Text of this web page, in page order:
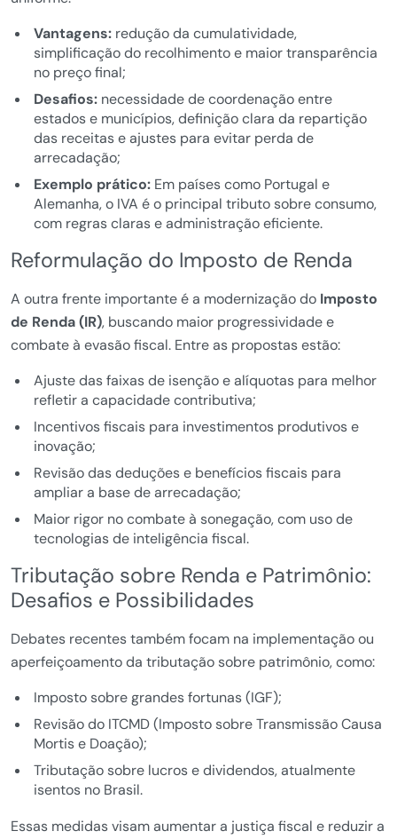
Vantagens:redução da cumulatividade,
simplificação do recolhimento e maior transparência
no preço final;
Desafios:necessidade de coordenação entre
estados e municípios, definição clara da repartição
das receitas e ajustes para evitar perda de
arrecadação;
Exemplo prático:Em países como Portugal e
Alemanha, o IVA é o principal tributo sobre consumo,
com regras claras e administração eficiente.
Reformulação do Imposto de Renda
A outra frente importante é a modernização do Imposto
de Renda (IR), buscando maior progressividade e
combate à evasão fiscal. Entre as propostas estão:
Ajuste das faixas de isenção e alíquotas para melhor
refletir a capacidade contributiva;
Incentivos fiscais para investimentos produtivos e
inovação;
Revisão das deduções e benefícios fiscais para
ampliar a base de arrecadação;
Maior rigor no combate à sonegação, com uso de
tecnologias de inteligência fiscal.
Tributação sobre Renda e Patrimônio:
Desafios e Possibilidades
Debates recentes também focam na implementação ou
aperfeiçoamento da tributação sobre patrimônio, como:
Imposto sobre grandes fortunas (IGF);
Revisão do ITCMD (Imposto sobre Transmissão Causa
Mortis e Doação);
Tributação sobre lucros e dividendos, atualmente
isentos no Brasil.
Essas medidas visam aumentar a justiça fiscal e reduzir a